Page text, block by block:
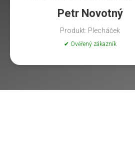
Petr Novotný
Produkt: Plecháček
✔ Ověřený zákazník